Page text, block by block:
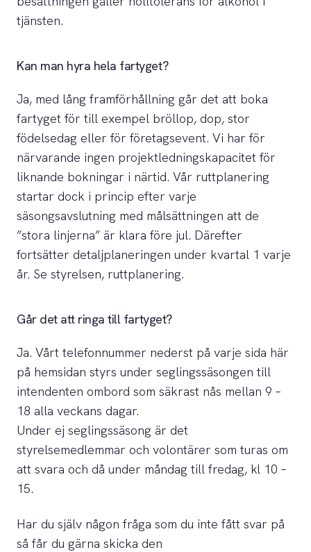
tjänsten.
Kan man hyra hela fartyget?
Ja, med lång framförhållning går det att boka
fartyget för till exempel bröllop, dop, stor
födelsedag eller för företagsevent. Vi har för
närvarande ingen projektledningskapacitet för
liknande bokningar i närtid. Vår ruttplanering
startar dock i princip efter varje
säsongsavslutning med målsättningen att de
”stora linjerna” är klara före jul. Därefter
fortsätter detaljplaneringen under kvartal 1 varje
år. Se styrelsen, ruttplanering.
Går det att ringa till fartyget?
Ja. Vårt telefonnummer nederst på varje sida här
på hemsidan styrs under seglingssäsongen till
intendenten ombord som säkrast nås mellan 9 –
18 alla veckans dagar.
Under ej seglingssäsong är det
styrelsemedlemmar och volontärer som turas om
att svara och då under måndag till fredag, kl 10 –
15.
Har du själv någon fråga som du inte fått svar på
så får du gärna skicka den